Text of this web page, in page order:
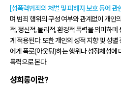
[성폭력범죄의 처벌 및 피해자 보호 등에 관
며 범죄 행위의 구성 여부와 관계없이 개인
적, 정신적, 물리적, 환경적 폭력을 의미하
게 적용된다. 또한 개인의 성적 지향 및 성
에게 폭로(아웃팅)하는 행위나 성정체성에
폭력으로 본다.
성희롱이란?